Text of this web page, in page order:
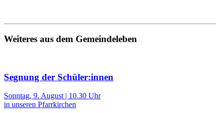
Weiteres aus dem Gemeindeleben
Segnung der Schüler:innen
Sonntag, 9. August | 10.30 Uhr
in unseren Pfarrkirchen